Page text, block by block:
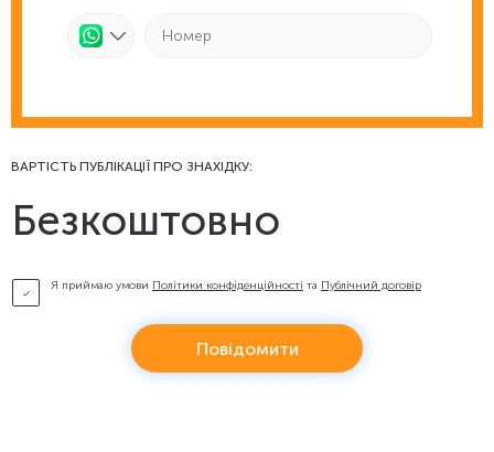
ВАРТІСТЬ ПУБЛІКАЦІЇ ПРО ЗНАХІДКУ:
Безкоштовно
Я приймаю умови Політики конфіденційності та Публічний договір
Повідомити